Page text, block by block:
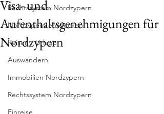
Rechtssystem Nordzypern
Nordzypern entdecken
Reisen / Urlaub
Auswandern
Immobilien Nordzypern
Rechtssystem Nordzypern
Einreise
Visa- und
Aufenthaltsgenehmigungen für
Nordzypern